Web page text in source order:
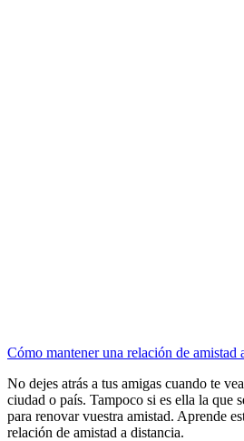
Cómo mantener una relación de amistad
No dejes atrás a tus amigas cuando te
ciudad o país. Tampoco si es ella la que
para renovar vuestra amistad. Aprende
relación de amistad a distancia.